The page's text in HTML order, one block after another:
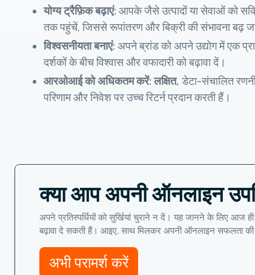
योग्य ट्रैफ़िक बढ़ाएं: आपके जैसे उत्पादों या सेवाओं को
तक पहुंचें, जिससे रूपांतरण और बिक्री की संभावना बढ़
विश्वसनीयता बनाएं: अपने ब्रांड को अपने उद्योग में एक
दर्शकों के बीच विश्वास और वफादारी को बढ़ावा दें।
आरओआई को अधिकतम करें: लक्षित,डेटा-संचालित
परिणाम और निवेश पर उच्च रिटर्न प्रदान करती हैं।
क्या आप अपनी ऑनलाइन
अपने प्रतिस्पर्धियों को सुर्खियां चुराने न दें। यह जानने के लिए
बढ़ावा दे सकती हैं। आइए, साथ मिलकर अपनी ऑनलाइन सफलता की
अभी परामर्श करें